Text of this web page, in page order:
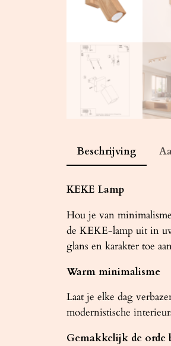
Beschrijving
KEKE Lamp
Hou je van
de KEKE-lamp uit in
glans en karakter toe
Warm minimalisme
Laat je elke dag
modernistische
Gemakkelijk de orde